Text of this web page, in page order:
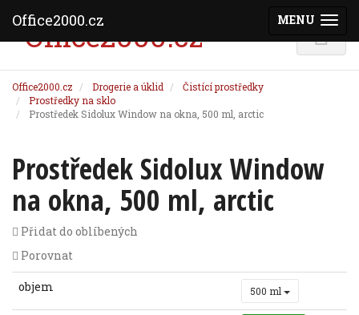
Office2000.cz Drogerie a úklid
Čistící prostředky
Prostředky na sklo
Prostředek Sidolux Window na okna, 500 ml, arctic
Prostředek Sidolux Window
na okna, 500 ml, arctic
Přidat do oblíbených
Porovnat
objem 500 ml
MENU
Office2000.cz